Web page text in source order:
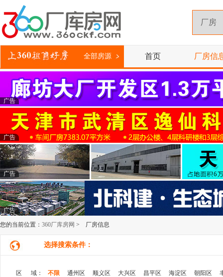
全部房源 首页 厂房信
广告
广告
广告
广告
您的当前位置： 360厂库房网 > 厂房信息
选择搜索条件：
区 域： 不限 通州区 顺义区 大兴区 昌平区 海淀区 朝阳区